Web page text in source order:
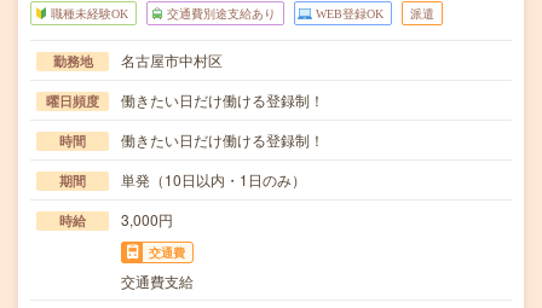
職種未経験OK 交通費別途支給あり WEB登録OK 派遣
勤務地 名古屋市中村区
曜日頻度 働きたい日だけ働ける登録制！
時間 働きたい日だけ働ける登録制！
期間 単発（10日以内・1日のみ）
時給 3,000円
交通費
交通費支給